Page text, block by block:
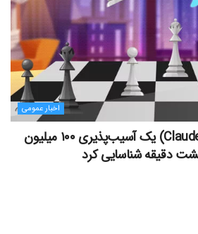
اخبار عمومی
هوش مصنوعی کلود (Claude) یک آسیب‌پذیری ۱۰۰ میلیون
دقیقه شناسایی کرد